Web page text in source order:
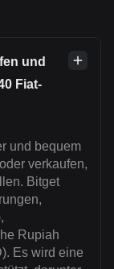
und
Fiat-
und bequem
verkaufen,
Bitget
Rupiah
Es wird eine